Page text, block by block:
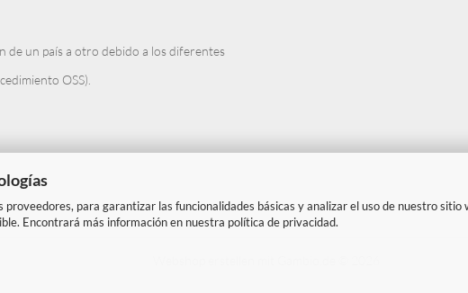
para garantizar las funcionalidades básicas y analizar el uso de nuestro sitio
Encontrará más información en nuestra política de privacidad.
de un país a otro debido a los diferentes
OSS).